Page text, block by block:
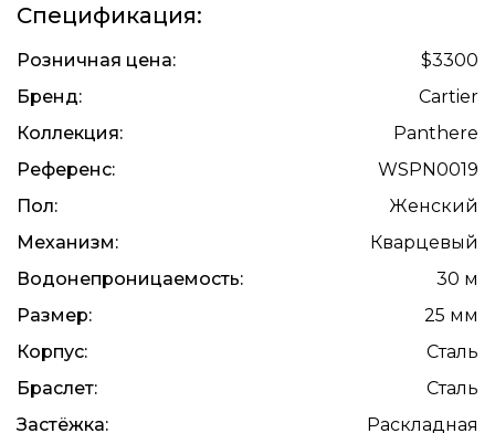
Спецификация:
Розничная цена:
$3300
Бренд:
Cartier
Коллекция:
Panthere
Референс:
WSPN0019
Пол:
Женский
Механизм:
Кварцевый
Водонепроницаемость:
30 м
Размер:
25 мм
Корпус:
Сталь
Браслет:
Сталь
Застёжка:
Раскладная